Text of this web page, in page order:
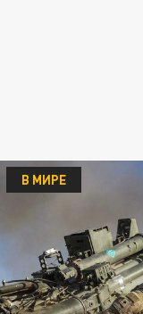
В МИРЕ